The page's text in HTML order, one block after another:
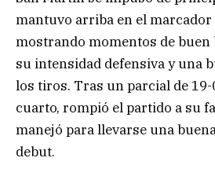
mantuvo arriba en el
mostrando momentos de buen
su intensidad defensiva y una
los tiros. Tras un parcial de 19-
cuarto, rompió el partido a su
manejó para llevarse una
debut.